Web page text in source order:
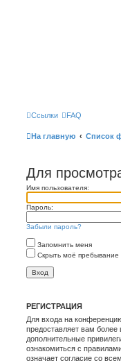
Ссылки FAQ
На главную Список
Для
Имя пользователя:
Пароль:
Забыли пароль?
Запомнить меня
Скрыть моё пребывание
РЕГИСТРАЦИЯ
Для входа на
предоставляет вам
дополнительные
ознакомиться с
означает согласие со